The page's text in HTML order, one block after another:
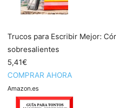
Trucos para Escribir Mejor:
sobresalientes
5,41€
COMPRAR AHORA
Amazon.es